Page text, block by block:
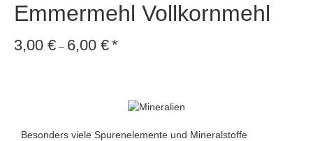
Emmermehl Vollkornmehl
3,00 € – 6,00 €*
Besonders viele Spurenelemente und Mineralstoffe